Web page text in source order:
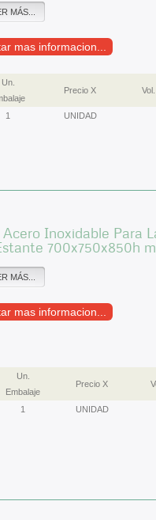
MÁS...
mas informacion...
Un.
Precio X Vol.
1 UNIDAD
Acero Inoxidable Para
700x750x850h
MÁS...
mas informacion...
Un.
Embalaje
Precio X
1 UNIDAD